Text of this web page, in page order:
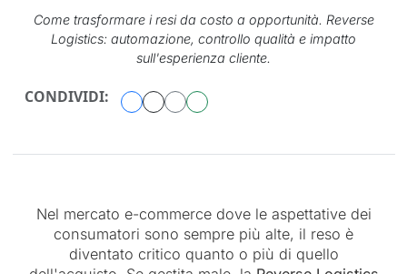
Come trasformare i resi da costo a opportunità. Reverse
Logistics: automazione, controllo qualità e impatto
sull'esperienza cliente.
CONDIVIDI:
Nel mercato e-commerce dove le aspettative dei
consumatori sono sempre più alte, il reso è
diventato critico quanto o più di quello